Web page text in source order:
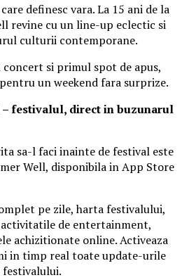
definesc vara. La 15 ani de la
revine cu un line-up eclectic si
culturii contemporane.
si primul spot de apus,
un weekend fara surprize.
– festivalul, direct in buzunarul
sa-l faci inainte de festival este
Well, disponibila in App Store
pe zile, harta festivalului,
de entertainment,
achizitionate online. Activeaza
in timp real toate update-urile